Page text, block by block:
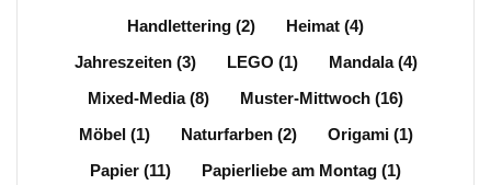
Handlettering (2) Heimat (4)
Jahreszeiten(3) LEGO (1) Mandala(4)
Mixed-Media(8) Muster-Mittwoch (16)
Möbel(1) Naturfarben(2) Origami(1)
Papier (11) Papierliebe am Montag (1)